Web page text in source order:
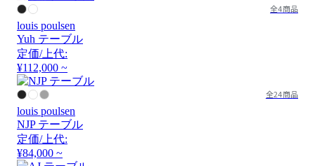
全4商品
louis poulsen
Yuh テーブル
定価/上代:
¥112,000 ~
全24商品
louis poulsen
NJP テーブル
定価/上代:
¥84,000 ~